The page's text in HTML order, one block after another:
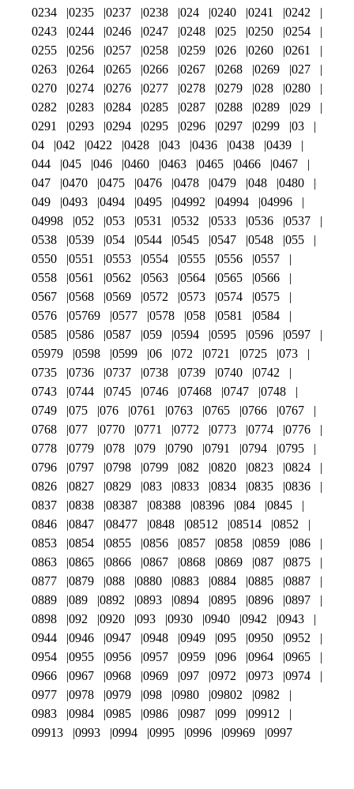
0234
0235 0237 0238 024 0240 0241
0242
0243
0244 0246 0247 0248 025 0250
0254
0255
0256 0257 0258 0259 026 0260
0261
0263
0264 0265 0266 0267 0268 0269
027
0270
0274 0276 0277 0278 0279 028
0280
0282
0283 0284 0285 0287 0288 0289
029
0291
0293 0294 0295 0296 0297 0299
03
04
042 0422 0428 043 0436 0438
0439
044
045 046 0460 0463 0465 0466
0467
047
0470 0475 0476 0478 0479 048
0480
049
0493 0494 0495 04992 04994
04996
04998
052 053 0531 0532 0533 0536
0537
0538
0539 054 0544 0545 0547 0548
055
0550
0551 0553 0554 0555 0556
0557
0558
0561 0562 0563 0564 0565
0566
0567
0568 0569 0572 0573 0574
0575
0576
05769 0577 0578 058 0581
0584
0585
0586 0587 059 0594 0595 0596
0597
05979
0598 0599 06 072 0721 0725
073
0735
0736 0737 0738 0739 0740
0742
0743
0744 0745 0746 07468 0747
0748
0749
075 076 0761 0763 0765 0766
0767
0768
077 0770 0771 0772 0773 0774
0776
0778
0779 078 079 0790 0791 0794
0795
0796
0797 0798 0799 082 0820 0823
0824
0826
0827 0829 083 0833 0834 0835
0836
0837
0838 08387 08388 08396 084
0845
0846
0847 08477 0848 08512 08514
0852
0853
0854 0855 0856 0857 0858 0859
086
0863
0865 0866 0867 0868 0869 087
0875
0877
0879 088 0880 0883 0884 0885
0887
0889
089 0892 0893 0894 0895 0896
0897
0898
092 0920 093 0930 0940 0942
0943
0944
0946 0947 0948 0949 095 0950
0952
0954
0955 0956 0957 0959 096 0964
0965
0966
0967 0968 0969 097 0972 0973
0974
0977
0978 0979 098 0980 09802
0982
0983
0984 0985 0986 0987 099
09912
09913
0993 0994 0995 0996 09969 0997